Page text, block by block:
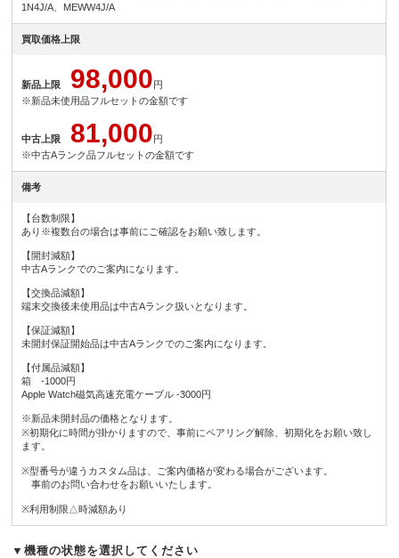
1N4J/A、MEWW4J/A
買取価格上限
新品上限 98,000円
※新品未使用品フルセットの金額です
中古上限 81,000円
※中古Aランク品フルセットの金額です
備考
【台数制限】
あり※複数台の場合は事前にご確認をお願い致します。
【開封減額】
中古Aランクでのご案内になります。
【交換品減額】
端末交換後未使用品は中古Aランク扱いとなります。
【保証減額】
未開封保証開始品は中古Aランクでのご案内になります。
【付属品減額】
箱 -1000円
Apple Watch磁気高速充電ケーブル -3000円
※新品未開封品の価格となります。
※初期化に時間が掛かりますので、事前にペアリング解除、初期化をお願い致し
ます。
※型番号が違うカスタム品は、ご案内価格が変わる場合がございます。
事前のお問い合わせをお願いいたします。
※利用制限△時減額あり
▼機種の状態を選択してください